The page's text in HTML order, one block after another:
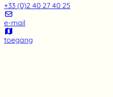
+33 (0)2 40 27 40 25
e-mail
toegang